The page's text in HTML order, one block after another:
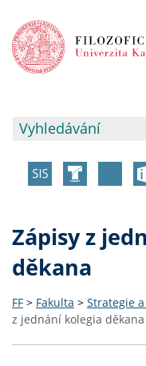
Zápisy z
děkana
FF > Fakulta > Strategie
z jednání kolegia děkana